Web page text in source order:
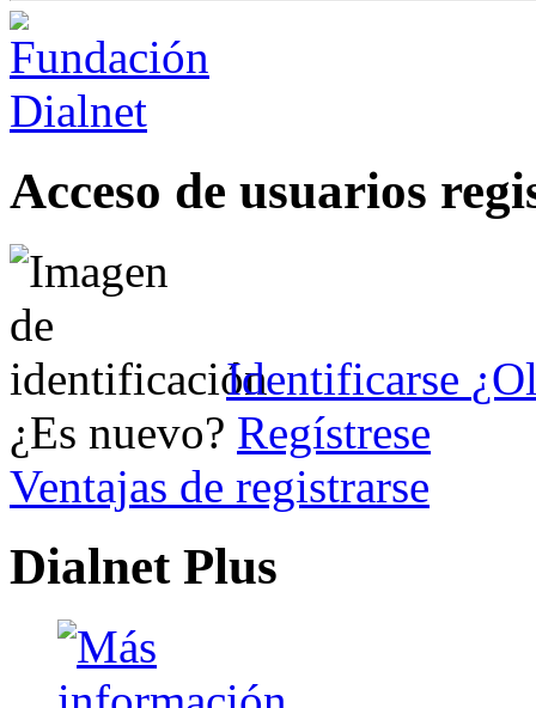
Acceso de usuarios
Identificarse
¿Es nuevo? Regístrese
Ventajas de registrarse
Dialnet Plus